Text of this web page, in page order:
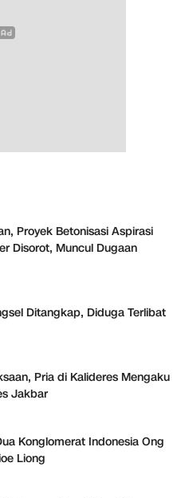
Proyek Betonisasi Aspirasi
Disorot, Muncul Dugaan
Ditangkap, Diduga Terlibat
Pria di Kalideres Mengaku
Jakbar
Konglomerat Indonesia Ong
Liong